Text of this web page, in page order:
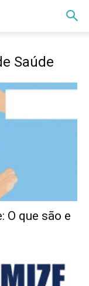
Saúde
O que são e